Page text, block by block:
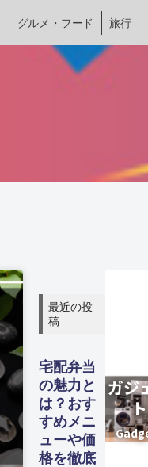
グルメ・フード 旅行
最近の投
稿
宅配弁当
の魅力と
は？おす
すめメニ
ューや価
格を徹底